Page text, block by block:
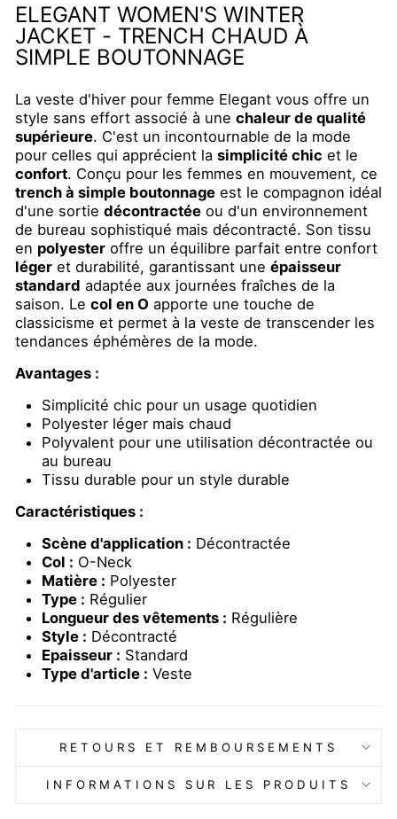
ELEGANT WOMEN'S WINTER
JACKET - TRENCH CHAUD À
SIMPLE BOUTONNAGE
La veste d'hiver pour femme Elegant vous offre un
style sans effort associé à une chaleur de qualité
supérieure. C'est un incontournable de la mode
pour celles qui apprécient la simplicité chic et le
confort. Conçu pour les femmes en mouvement, ce
trench à simple boutonnage est le compagnon idéal
d'une sortie décontractée ou d'un environnement
de bureau sophistiqué mais décontracté. Son tissu
en polyester offre un équilibre parfait entre confort
léger et durabilité, garantissant une épaisseur
standard adaptée aux journées fraîches de la
saison. Le col en O apporte une touche de
classicisme et permet à la veste de transcender les
tendances éphémères de la mode.
Avantages :
Simplicité chic pour un usage quotidien
Polyester léger mais chaud
Polyvalent pour une utilisation décontractée ou
au bureau
Tissu durable pour un style durable
Caractéristiques :
Scène d'application : Décontractée
Col : O-Neck
Matière : Polyester
Type : Régulier
Longueur des vêtements : Régulière
Style : Décontracté
Epaisseur : Standard
Type d'article : Veste
RETOURS ET REMBOURSEMENTS
INFORMATIONS SUR LES PRODUITS